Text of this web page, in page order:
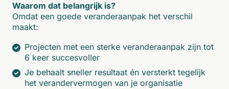
Waarom dat belangrijk is?
Omdat een goede veranderaanpak het verschil
maakt:
Projecten met een sterke veranderaanpak zijn tot
6 keer succesvoller
Je behaalt sneller resultaat én versterkt tegelijk
het verandervermogen van je organisatie